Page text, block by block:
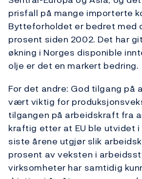
prisfall på mange importerte
Bytteforholdet er bedret med
prosent siden 2002. Det har
økning i Norges disponible
olje er det en markert bedring.
For det andre: God tilgang på
vært viktig for
tilgangen på arbeidskraft fra
kraftig etter at EU ble utvidet
siste årene utgjør slik
prosent av veksten i
virksomheter har samtidig